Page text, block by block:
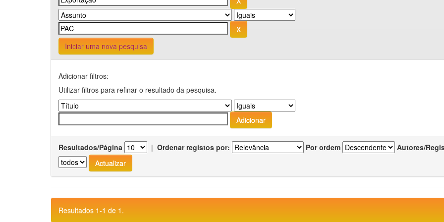
Iniciar uma nova pesquisa
Adicionar filtros:
Utilizar filtros para refinar o resultado da pesquisa.
Resultados/Página | Ordenar registos por: Por ordem Autores/
Resultados 1-1 de 1.